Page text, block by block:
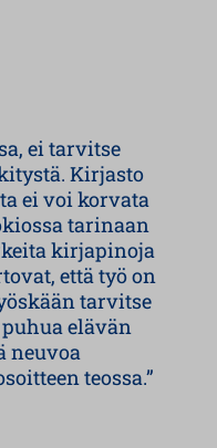
ei tarvitse
Kirjasto
ei voi korvata
tarinaan
kirjapinoja
että työ on
tarvitse
elävän
neuvoa
teossa.”